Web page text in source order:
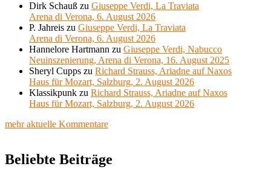
Dirk Schauß zu Giuseppe Verdi, La Traviata
Arena di Verona, 6. August 2026
P. Jahreis zu Giuseppe Verdi, La Traviata
Arena di Verona, 6. August 2026
Hannelore Hartmann zu Giuseppe Verdi, Nabucco
Neuinszenierung, Arena di Verona, 16. August 2025
Sheryl Cupps zu Richard Strauss, Ariadne auf Naxos
Haus für Mozart, Salzburg, 2. August 2026
Klassikpunk zu Richard Strauss, Ariadne auf Naxos
Haus für Mozart, Salzburg, 2. August 2026
mehr aktuelle Kommentare
Beliebte Beiträge